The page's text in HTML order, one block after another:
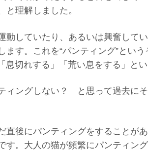
と理解しました。
動していたり、あるいは興奮して
ます。これを“パンティング”とい
息切れする」「荒い息をする」とい
ングしない？ と思って過去にそ
直後にパンティングをすることが
す。大人の猫が頻繁にパンティン